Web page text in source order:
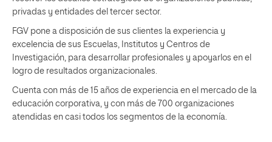
privadas y entidades del tercer sector.
FGV pone a disposición de sus clientes la experiencia y
excelencia de sus Escuelas, Institutos y Centros de
Investigación, para desarrollar profesionales y apoyarlos en el
logro de resultados organizacionales.
Cuenta con más de 15 años de experiencia en el mercado de la
educación corporativa, y con más de 700 organizaciones
atendidas en casi todos los segmentos de la economía.